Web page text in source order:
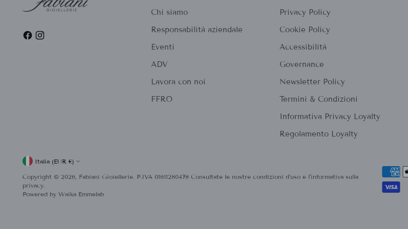
Chi siamo
Responsabilità aziendale
Eventi
ADV
Lavora con noi
FFRO
Privacy Policy
Cookie Policy
Accessibilità
Governance
Newsletter Policy
Termini & Condizioni
Informativa Privacy Loyalty
Regolamento Loyalty
Valuta Italia (EUR €)
Copyright © 2026, Fabiani Gioiellerie. P.IVA 01611280478 Consultate le nostre condizioni d'uso e l'informativa sulla
privacy.
Powered byWaika Emmelab